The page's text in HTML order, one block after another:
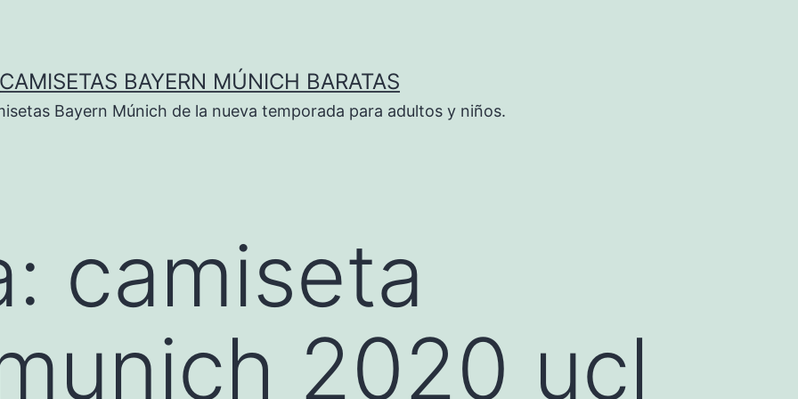
CAMISETAS BAYERN MÚNICH BARATAS
Bayern Múnich de la nueva temporada para adultos y niños.
camiseta
2020 ucl